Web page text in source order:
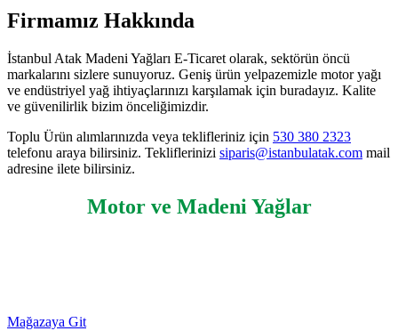
Firmamız Hakkında
İstanbul Atak Madeni Yağları E-Ticaret olarak, sektörün öncü
markalarını sizlere sunuyoruz. Geniş ürün yelpazemizle motor yağı
ve endüstriyel yağ ihtiyaçlarınızı karşılamak için buradayız. Kalite
ve güvenilirlik bizim önceliğimizdir.
Toplu Ürün alımlarınızda veya teklifleriniz için 530 380 2323
telefonu araya bilirsiniz. Tekliflerinizi siparis@istanbulatak.com mail
adresine ilete bilirsiniz.
Motor ve Madeni Yağlar
Mağazaya Git